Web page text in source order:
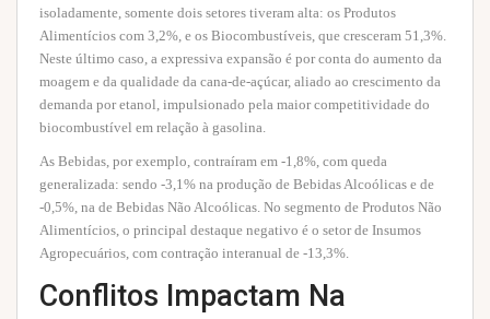
isoladamente, somente dois setores tiveram alta: os Produtos
Alimentícios com 3,2%, e os Biocombustíveis, que cresceram 51,3%.
Neste último caso, a expressiva expansão é por conta do aumento da
moagem e da qualidade da cana-de-açúcar, aliado ao crescimento da
demanda por etanol, impulsionado pela maior competitividade do
biocombustível em relação à gasolina.
As Bebidas, por exemplo, contraíram em -1,8%, com queda
generalizada: sendo -3,1% na produção de Bebidas Alcoólicas e de
-0,5%, na de Bebidas Não Alcoólicas. No segmento de Produtos Não
Alimentícios, o principal destaque negativo é o setor de Insumos
Agropecuários, com contração interanual de -13,3%.
Conflitos Impactam Na